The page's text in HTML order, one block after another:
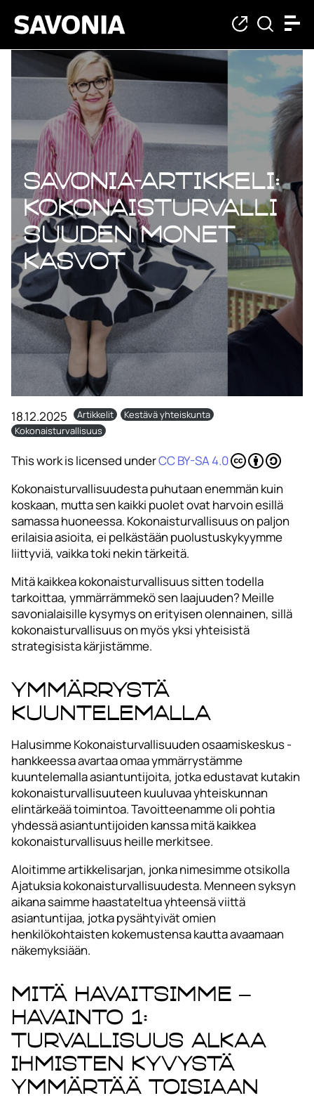
Savonia-artikkeli:
Kokonaisturvalli
suuden monet
kasvot
18.12.2025 Artikkelit
Kestävä yhteiskunta
Kokonaisturvallisuus
This work is licensed underCC BY-SA 4.0
Kokonaisturvallisuudesta puhutaan enemmän kuin
koskaan, mutta sen kaikki puolet ovat harvoin esillä
samassa huoneessa. Kokonaisturvallisuus on paljon
erilaisia asioita, ei pelkästään puolustuskykyymme
liittyviä, vaikka toki nekin tärkeitä.
Mitä kaikkea kokonaisturvallisuus sitten todella
tarkoittaa, ymmärrämmekö sen laajuuden? Meille
savonialaisille kysymys on erityisen olennainen, sillä
kokonaisturvallisuus on myös yksi yhteisistä
strategisista kärjistämme.
Ymmärrystä
kuuntelemalla
Halusimme Kokonaisturvallisuuden osaamiskeskus -
hankkeessa avartaa omaa ymmärrystämme
kuuntelemalla asiantuntijoita, jotka edustavat kutakin
kokonaisturvallisuuteen kuuluvaa yhteiskunnan
elintärkeää toimintoa. Tavoitteenamme oli pohtia
yhdessä asiantuntijoiden kanssa mitä kaikkea
kokonaisturvallisuus heille merkitsee.
Aloitimme artikkelisarjan, jonka nimesimme otsikolla
Ajatuksia kokonaisturvallisuudesta. Menneen syksyn
aikana saimme haastateltua yhteensä viittä
asiantuntijaa, jotka pysähtyivät omien
henkilökohtaisten kokemustensa kautta avaamaan
näkemyksiään.
Mitä havaitsimme –
Havainto 1:
Turvallisuus alkaa
ihmisten kyvystä
ymmärtää toisiaan